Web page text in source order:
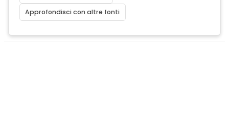
Approfondisci con altre fonti